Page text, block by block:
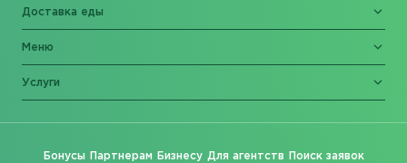
Доставка еды
Меню
Услуги
Бонусы Партнерам Бизнесу Для агентств Поиск заявок